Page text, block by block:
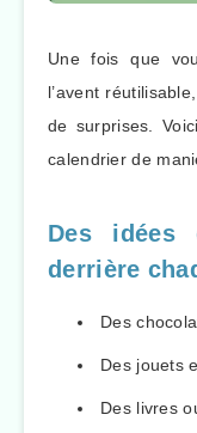
Une fois que
l’avent
de surprises.
calendrier de
Des idées
derrière
Des
Des jouets
Des livres